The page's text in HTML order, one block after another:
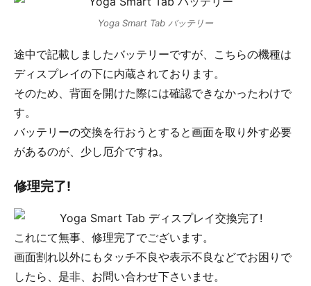
Yoga Smart Tab バッテリー
途中で記載しましたバッテリーですが、こちらの機種は
ディスプレイの下に内蔵されております。
そのため、背面を開けた際には確認できなかったわけで
す。
バッテリーの交換を行おうとすると画面を取り外す必要
があるのが、少し厄介ですね。
修理完了!
これにて無事、修理完了でございます。
画面割れ以外にもタッチ不良や表示不良などでお困りで
したら、是非、お問い合わせ下さいませ。